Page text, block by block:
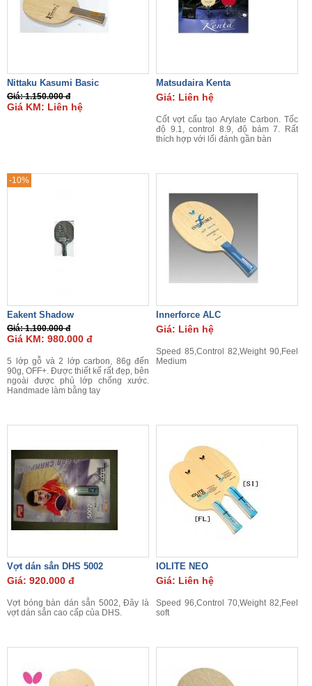
Nittaku Kasumi Basic
Giá: 1.150.000 đ
Giá KM: Liên hệ
Matsudaira Kenta
Giá: Liên hệ
Cốt vợt cấu tạo Arylate Carbon. Tốc
độ 9.1, control 8.9, độ bám 7. Rất
thích hợp với lối đánh gần bàn
-10%
Eakent Shadow
Giá: 1.100.000 đ
Giá KM: 980.000 đ
5 lớp gỗ và 2 lớp carbon, 86g đến
90g, OFF+. Được thiết kế rất đẹp, bên
ngoài được phủ lớp chống xước.
Handmade làm bằng tay
Innerforce ALC
Giá: Liên hệ
Speed 85,Control 82,Weight 90,Feel
Medium
Vợt dán sẳn DHS 5002
Giá: 920.000 đ
Vợt bóng bàn dán sẳn 5002, Đây là
vợt dán sẳn cao cấp của DHS.
IOLITE NEO
Giá: Liên hệ
Speed 96,Control 70,Weight 82,Feel
soft